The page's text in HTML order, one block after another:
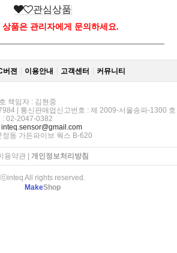
관심상품
상품은 관리자에게 문의하세요.
버젼 이용안내 고객센터 커뮤니티
책임자 : 김현중
| 통신판매업신고번호 : 제 2009-서울송파-1300 호
: 02-2047-0382
inteq.sensor@gmail.com
동 가든파이브 웍스 B-620
용약관| 개인정보처리방침
ⓒinteq All rights reserved.
MakeShop